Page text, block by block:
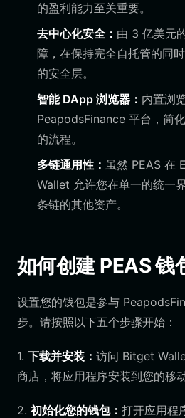
的盈利能力至关重要。
去中心化安全： 由 3 亿美元
障，在保持完全自托管的同
的安全层。
智能 DApp 浏览器： 内置浏
PeapodsFinance 平台，简
的流程。
多链通用性： 虽然 PEAS 在
Wallet 允许您在单一的统一
条链的其他资产。
如何创建 PEAS 钱
设置您的钱包是参与
步。请按照以下五个步骤开始：
1. 下载并安装： 访问 Bitget
商店，将应用程序安装到您的移
2. 初始化您的钱包： 打开应用程